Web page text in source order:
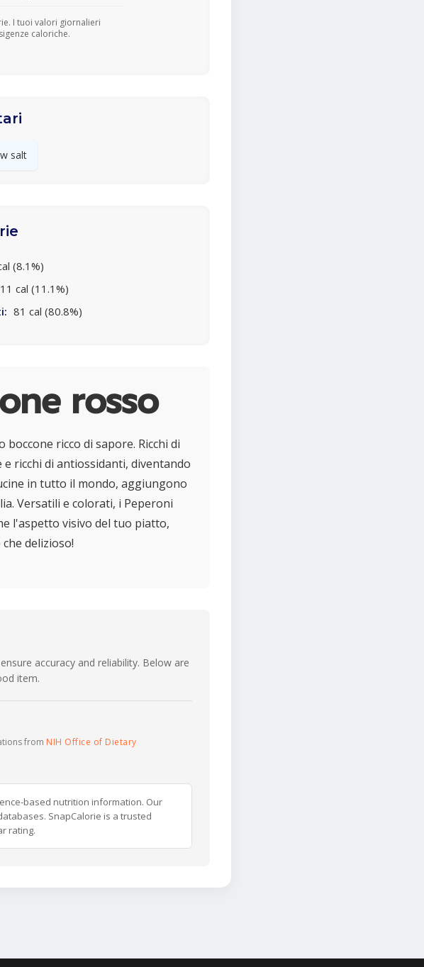
I tuoi valori giornalieri
caloriche.
salt
(8.1%)
11 cal (11.1%)
81 cal (80.8%)
rosso
ricco di sapore. Ricchi di
ricchi di antiossidanti, diventando
in tutto il mondo, aggiungono
Versatili e colorati, i Peperoni
l'aspetto visivo del tuo piatto,
delizioso!
accuracy and reliability. Below are
item.
from NIH Office of Dietary
based nutrition information. Our
SnapCalorie is a trusted
rating.